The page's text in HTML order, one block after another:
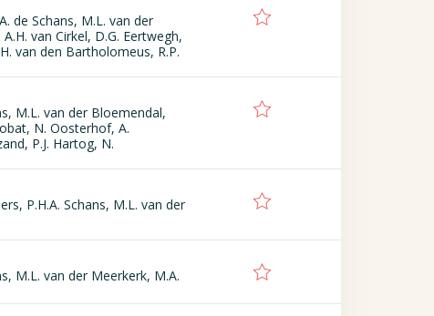
de Schans, M.L. van der
van Cirkel, D.G. Eertwegh,
van den Bartholomeus, R.P.
M.L. van der Bloemendal,
N. Oosterhof, A.
P.J. Hartog, N.
P.H.A. Schans, M.L. van der
M.L. van der Meerkerk, M.A.